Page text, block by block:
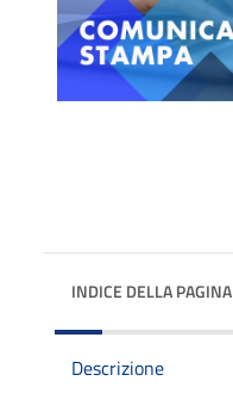
INDICE DELLA PAGINA
Descrizione